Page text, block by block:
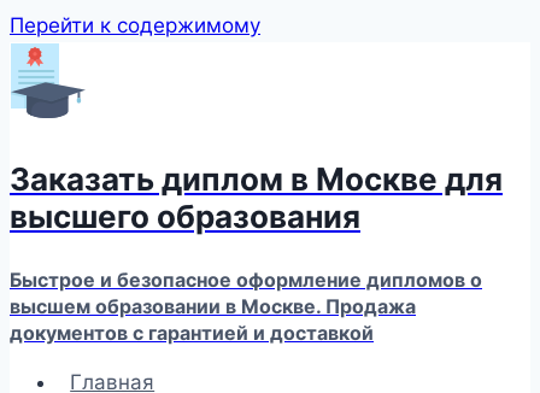
Перейти к содержимому
Заказать диплом в Москве для
высшего образования
Быстрое и безопасное оформление дипломов о
высшем образовании в Москве. Продажа
документов с гарантией и доставкой
Главная